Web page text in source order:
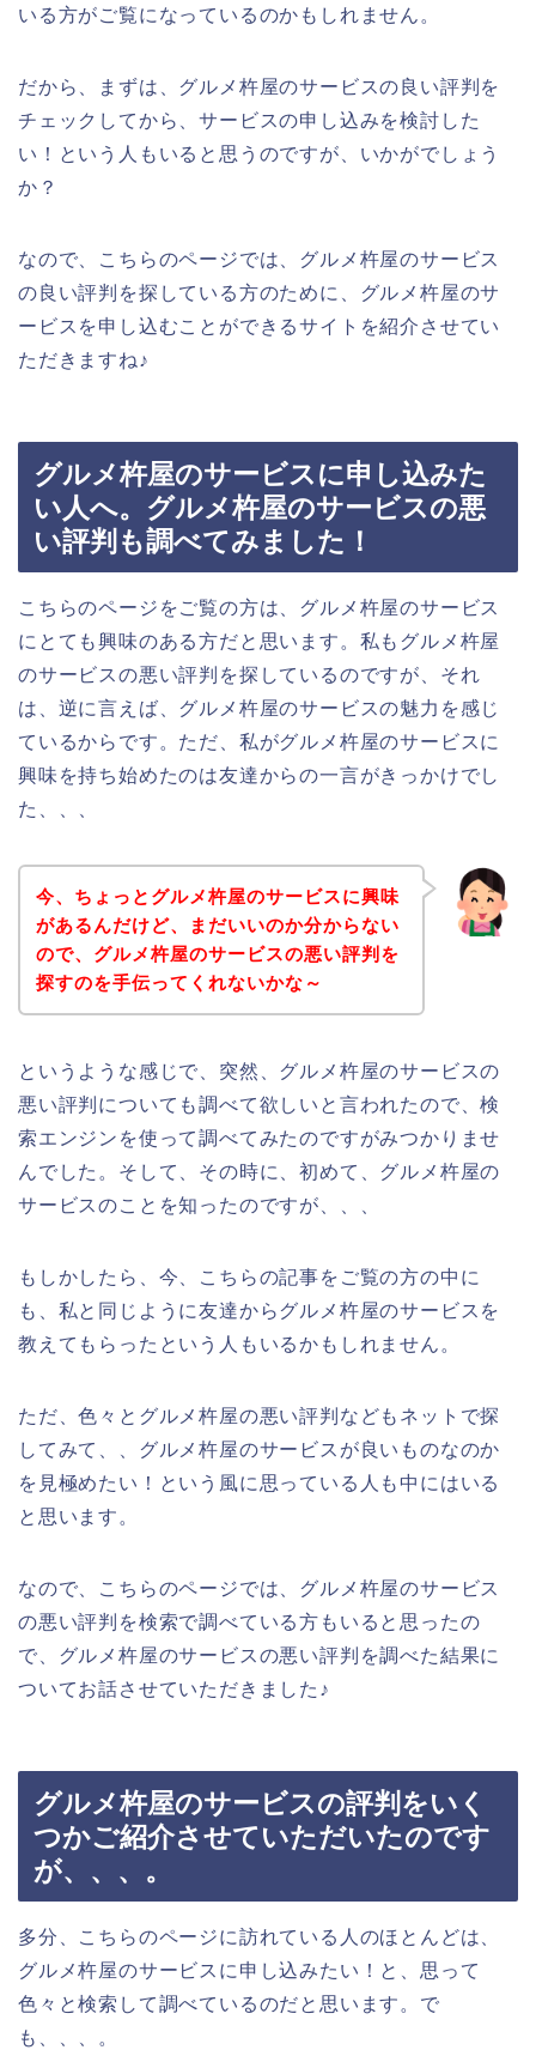
いる方がご覧になっているのかもしれません。
だから、まずは、グルメ杵屋のサービスの良い評判を
チェックしてから、サービスの申し込みを検討した
い！という人もいると思うのですが、いかがでしょう
か？
なので、こちらのページでは、グルメ杵屋のサービス
の良い評判を探している方のために、グルメ杵屋のサ
ービスを申し込むことができるサイトを紹介させてい
ただきますね♪
グルメ杵屋のサービスに申し込みた
い人へ。グルメ杵屋のサービスの悪
い評判も調べてみました！
こちらのページをご覧の方は、グルメ杵屋のサービス
にとても興味のある方だと思います。私もグルメ杵屋
のサービスの悪い評判を探しているのですが、それ
は、逆に言えば、グルメ杵屋のサービスの魅力を感じ
ているからです。ただ、私がグルメ杵屋のサービスに
興味を持ち始めたのは友達からの一言がきっかけでし
た、、、
今、ちょっとグルメ杵屋のサービスに興味
があるんだけど、まだいいのか分からない
ので、グルメ杵屋のサービスの悪い評判を
探すのを手伝ってくれないかな～
というような感じで、突然、グルメ杵屋のサービスの
悪い評判についても調べて欲しいと言われたので、検
索エンジンを使って調べてみたのですがみつかりませ
んでした。そして、その時に、初めて、グルメ杵屋の
サービスのことを知ったのですが、、、
もしかしたら、今、こちらの記事をご覧の方の中に
も、私と同じように友達からグルメ杵屋のサービスを
教えてもらったという人もいるかもしれません。
ただ、色々とグルメ杵屋の悪い評判などもネットで探
してみて、、グルメ杵屋のサービスが良いものなのか
を見極めたい！という風に思っている人も中にはいる
と思います。
なので、こちらのページでは、グルメ杵屋のサービス
の悪い評判を検索で調べている方もいると思ったの
で、グルメ杵屋のサービスの悪い評判を調べた結果に
ついてお話させていただきました♪
グルメ杵屋のサービスの評判をいく
つかご紹介させていただいたのです
が、、、。
多分、こちらのページに訪れている人のほとんどは、
グルメ杵屋のサービスに申し込みたい！と、思って
色々と検索して調べているのだと思います。で
も、、、。